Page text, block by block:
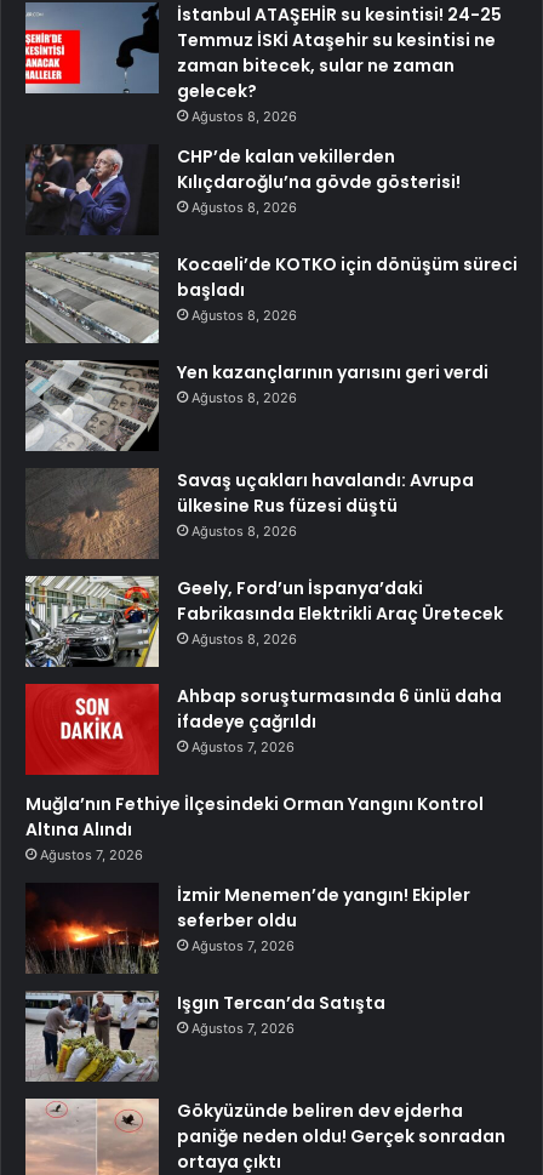
İstanbul ATAŞEHİR su kesintisi! 24-25
Temmuz İSKİ Ataşehir su kesintisi ne
zaman bitecek, sular ne zaman
gelecek?
Ağustos 8, 2026
CHP’de kalan vekillerden
Kılıçdaroğlu’na gövde gösterisi!
Ağustos 8, 2026
Kocaeli’de KOTKO için dönüşüm süreci
başladı
Ağustos 8, 2026
Yen kazançlarının yarısını geri verdi
Ağustos 8, 2026
Savaş uçakları havalandı: Avrupa
ülkesine Rus füzesi düştü
Ağustos 8, 2026
Geely, Ford’un İspanya’daki
Fabrikasında Elektrikli Araç Üretecek
Ağustos 8, 2026
Ahbap soruşturmasında 6 ünlü daha
ifadeye çağrıldı
Ağustos 7, 2026
Muğla’nın Fethiye İlçesindeki Orman Yangını Kontrol
Altına Alındı
Ağustos 7, 2026
İzmir Menemen’de yangın! Ekipler
seferber oldu
Ağustos 7, 2026
Işgın Tercan’da Satışta
Ağustos 7, 2026
Gökyüzünde beliren dev ejderha
paniğe neden oldu! Gerçek sonradan
ortaya çıktı